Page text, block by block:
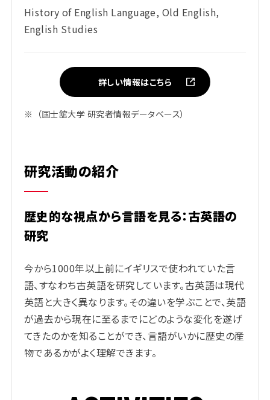
History of English Language, Old English,
English Studies
詳しい情報はこちら
※ （国士舘大学 研究者情報データベース）
研究活動の紹介
歴史的な視点から言語を見る：古英語の
研究
今から1000年以上前にイギリスで使われていた言
語、すなわち古英語を研究しています。古英語は現代
英語と大きく異なります。その違いを学ぶことで、英語
が過去から現在に至るまでにどのような変化を遂げ
てきたのかを知ることができ、言語がいかに歴史の産
物であるかがよく理解できます。